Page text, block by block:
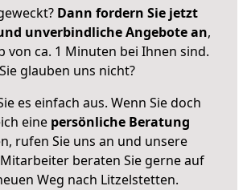
Dann fordern Sie jetzt
unverbindliche Angebote an,
von ca. 1 Minuten bei Ihnen sind.
Sie glauben uns nicht?
es einfach aus. Wenn Sie doch
eine persönliche Beratung
rufen Sie uns an und unsere
beraten Sie gerne auf
Weg nach Litzelstetten.